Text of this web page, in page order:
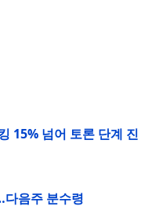
15% 넘어 토론 단계 진
음주 분수령